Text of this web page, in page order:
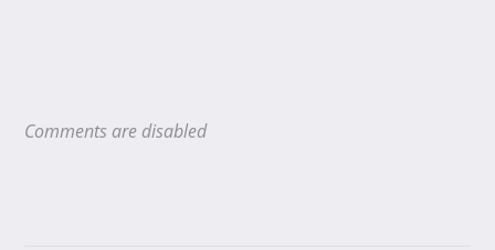
Comments are disabled